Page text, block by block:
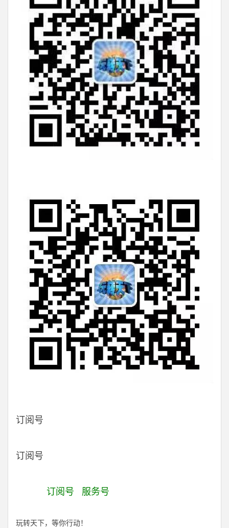
订阅号
订阅号
订阅号 服务号
玩转天下，等你行动！